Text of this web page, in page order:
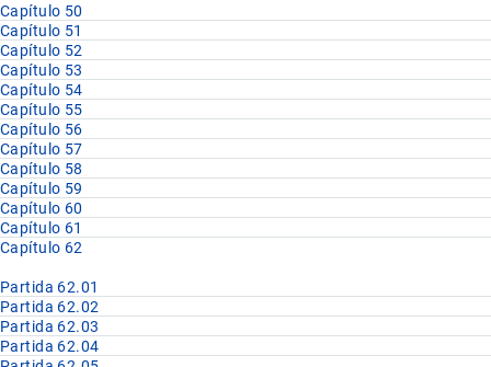
Capítulo 50
Capítulo 51
Capítulo 52
Capítulo 53
Capítulo 54
Capítulo 55
Capítulo 56
Capítulo 57
Capítulo 58
Capítulo 59
Capítulo 60
Capítulo 61
Capítulo 62
Partida 62.01
Partida 62.02
Partida 62.03
Partida 62.04